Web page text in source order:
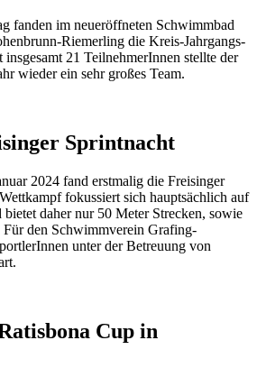
fanden im neueröffneten Schwimmbad
Riemerling die Kreis-Jahrgangs-
21 TeilnehmerInnen stellte der
wieder ein sehr großes Team.
Sprintnacht
2024 fand erstmalig die Freisinger
fokussiert sich hauptsächlich auf
daher nur 50 Meter Strecken, sowie
den Schwimmverein Grafing-
unter der Betreuung von
Cup in